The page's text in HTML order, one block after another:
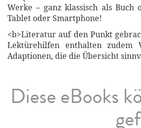
Werke – ganz klassisch als
Tablet oder Smartphone!
<b>Literatur auf den Punkt
Lektürehilfen enthalten zudem
Adaptionen, die die Übersicht
Diese eBooks